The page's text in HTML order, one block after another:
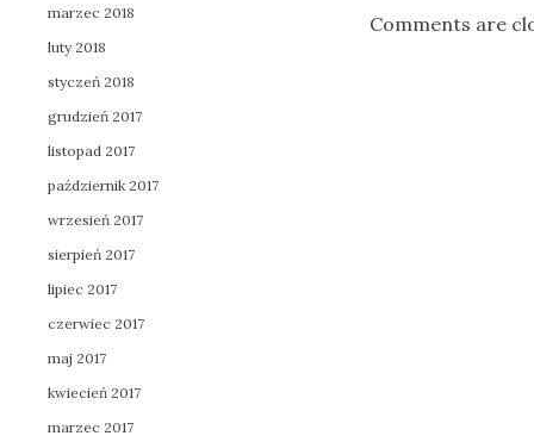
Comments are
marzec 2018
luty 2018
styczeń 2018
grudzień 2017
listopad 2017
październik 2017
wrzesień 2017
sierpień 2017
lipiec 2017
czerwiec 2017
maj 2017
kwiecień 2017
marzec 2017